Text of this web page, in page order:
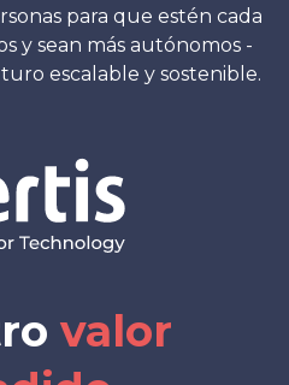
para que estén cada
y sean más autónomos -
escalable y sostenible.
valor